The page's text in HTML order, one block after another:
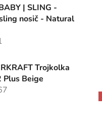
| SLING -
nosič - Natural
Trojkolka
Plus Beige